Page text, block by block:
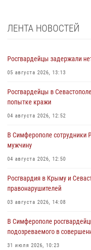
ЛЕНТА НОВОСТЕЙ
Росгвардейцы задержали
05 августа 2026, 13:13
Росгвардейцы в
попытке кражи
04 августа 2026, 12:52
В Симферополе сотрудники
мужчину
04 августа 2026, 12:50
Росгвардия в Крыму и
правонарушителей
03 августа 2026, 14:08
В Симферополе
подозреваемого в
31 июля 2026, 10:23